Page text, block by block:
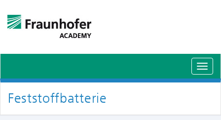
Feststoffbatterie